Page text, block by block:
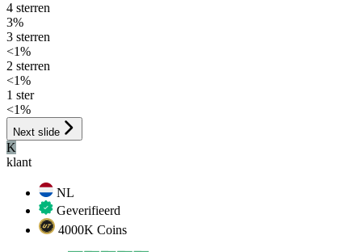
4 sterren
3%
3 sterren
<1%
2 sterren
<1%
1 ster
<1%
Next slide
K
klant
NL
Geverifieerd
4000K Coins